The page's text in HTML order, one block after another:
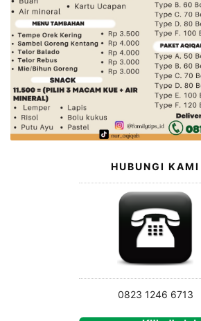
HUBUNGI KAMI
0823 1246 6713